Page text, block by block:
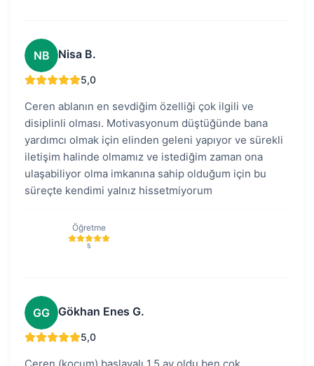
NB Nisa B.
5,0
Ceren ablanın en sevdiğim özelliği çok ilgili ve
disiplinli olması. Motivasyonum düştüğünde bana
yardımcı olmak için elinden geleni yapıyor ve sürekli
iletişim halinde olmamız ve istediğim zaman ona
ulaşabiliyor olma imkanına sahip olduğum için bu
süreçte kendimi yalnız hissetmiyorum
Öğretme
5
GG Gökhan Enes G.
5,0